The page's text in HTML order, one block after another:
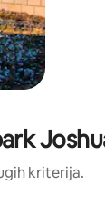
kriterija.